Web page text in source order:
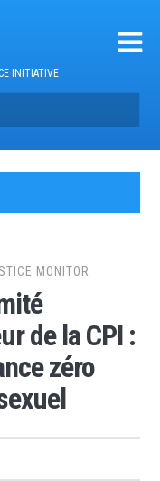
INITIATIVE
MONITOR
de la CPI :
zéro